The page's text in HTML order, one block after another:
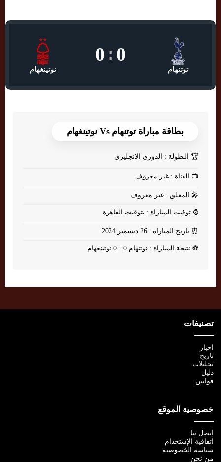
توتنهام
0
:
0
نوتينغهام
بطاقة مباراة توتنهام Vs نوتينغهام
🏆 البطولة : الدوري الانجليزي
📺 القناة : غير معروف
🎤 المعلق : غير معروف
⌚ توقيت المباراة : بتوقيت القاهرة
⏰ تاريخ المباراة : 26 ديسمبر 2024
⚽ نتيجة المباراة : توتنهام 0 - 0 نوتينغهام
تصنيفات
اخبار
تاريخ
تحليلات
دليل
قوانين
خصوصية الموقع
اتصل بنا
اتفاقية الإستخدام
سياسة الخصوصية
من نحن